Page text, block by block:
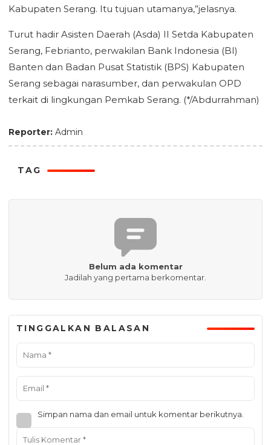
Kabupaten Serang. Itu tujuan utamanya,”jelasnya.
Turut hadir Asisten Daerah (Asda) II Setda Kabupaten
Serang, Febrianto, perwakilan Bank Indonesia (BI)
Banten dan Badan Pusat Statistik (BPS) Kabupaten
Serang sebagai narasumber, dan perwakulan OPD
terkait di lingkungan Pemkab Serang. (*/Abdurrahman)
Reporter: Admin
TAG
Belum ada komentar
Jadilah yang pertama berkomentar.
TINGGALKAN BALASAN
Simpan nama dan email untuk komentar berikutnya.